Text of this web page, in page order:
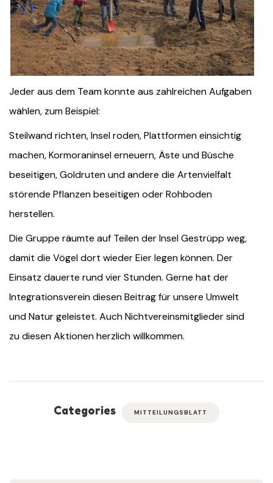
Jeder aus dem Team konnte aus zahlreichen Aufgaben
wählen, zum Beispiel:
Steilwand richten, Insel roden, Plattformen einsichtig
machen, Kormoraninsel erneuern, Äste und Büsche
beseitigen, Goldruten und andere die Artenvielfalt
störende Pflanzen beseitigen oder Rohboden
herstellen.
Die Gruppe räumte auf Teilen der Insel Gestrüpp weg,
damit die Vögel dort wieder Eier legen können. Der
Einsatz dauerte rund vier Stunden. Gerne hat der
Integrationsverein diesen Beitrag für unsere Umwelt
und Natur geleistet. Auch Nichtvereinsmitglieder sind
zu diesen Aktionen herzlich willkommen.
Categories MITTEILUNGSBLATT